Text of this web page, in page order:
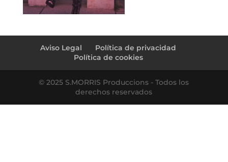
Aviso Legal
Política de privacidad
Política de cookies
© 2025 S.MORRIS Produccions - Todos los
derechos reservados